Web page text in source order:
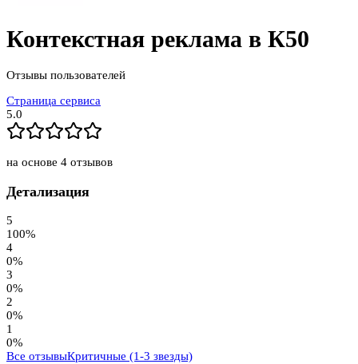
Контекстная реклама в К50
Отзывы пользователей
Страница сервиса
5.0
на основе 4 отзывов
Детализация
5
100%
4
0%
3
0%
2
0%
1
0%
Все отзывыКритичные (1-3 звезды)